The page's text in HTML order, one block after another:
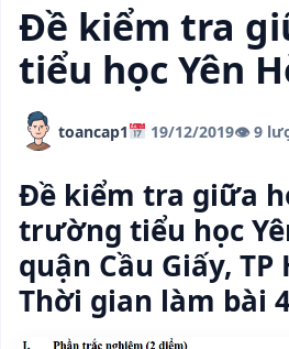
Đề kiểm tra
tiểu học Yên
toancap1 19/12/2019👁 9
Đề kiểm tra giữa
trường tiểu học
quận Cầu Giấy, TP
Thời gian làm bài